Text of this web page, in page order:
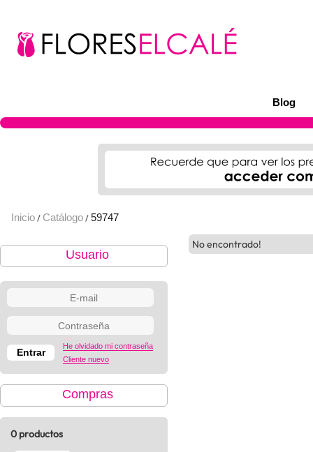
Blog
Inicio / Catálogo / 59747
Usuario
He olvidado mi contraseña
Cliente nuevo
Compras
0 productos
No encontrado!